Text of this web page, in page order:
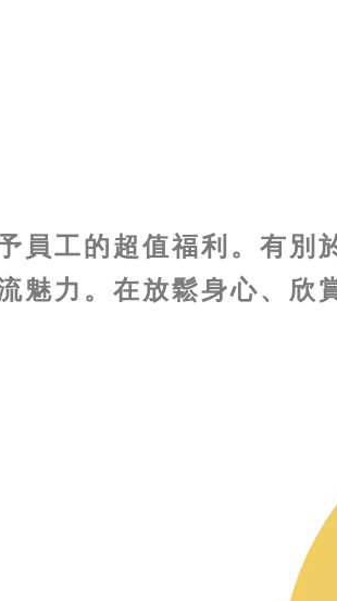
員工的超值福利。有別
魅力。在放鬆身心、欣